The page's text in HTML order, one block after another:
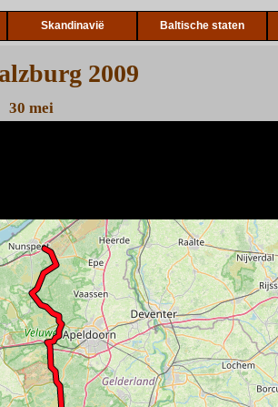
Skandinavië Baltische staten
2009
30 mei